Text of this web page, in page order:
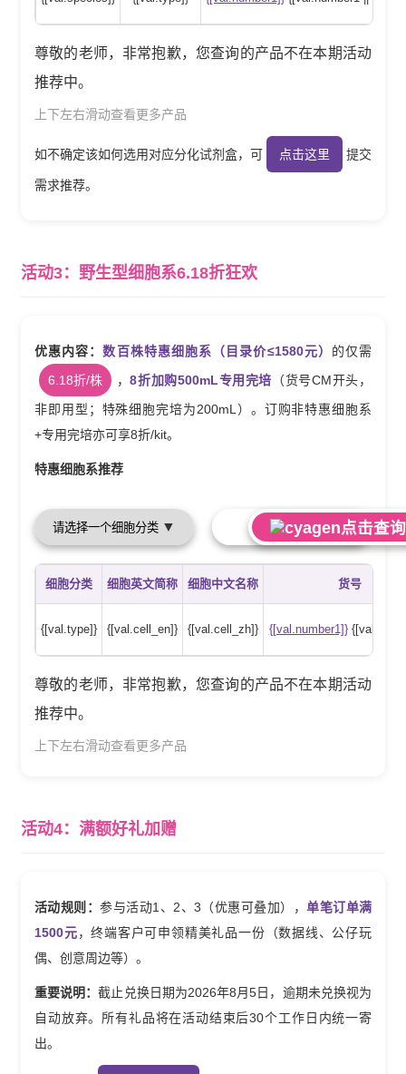
尊敬的老师，非常抱歉，您查询的产品不在本期活动
推荐中。
上下左右滑动查看更多产品
如不确定该如何选用对应分化试剂盒，可 点击这里 提交
需求推荐。
活动3：野生型细胞系6.18折狂欢
优惠内容：数百株特惠细胞系（目录价≤1580元） 的仅需
6.18折/株
，8折加购500mL专用完培 （货号CM开头，
非即用型；特殊细胞完培为200mL）。订购非特惠细胞系
+专用完培亦可享8折/kit。
特惠细胞系推荐
▼ 点击查询
细胞分类 细胞英文简称 细胞中文名称 货号
{[val.type]} {[val.cell_en]} {[val.cell_zh]} {[val.number1]}
尊敬的老师，非常抱歉，您查询的产品不在本期活动
推荐中。
上下左右滑动查看更多产品
活动4：满额好礼加赠
活动规则：参与活动1、2、3（优惠可叠加），单笔订单满
1500元，终端客户可申领精美礼品一份（数据线、公仔玩
偶、创意周边等）。
重要说明：截止兑换日期为2026年8月5日，逾期未兑换视为
自动放弃。所有礼品将在活动结束后30个工作日内统一寄
出。